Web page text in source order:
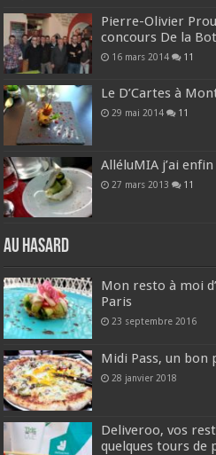
Pierre-Olivier
concours De la
16 mars 2014 11
Le D’Cartes à
29 mai 2014 11
AlléluMIA j’ai
27 mars 2013 11
Au hasard
Mon resto à moi
Paris
23 septembre 2016
Midi Pass, un bon
28 janvier 2018
Deliveroo, vos
quelques tours de